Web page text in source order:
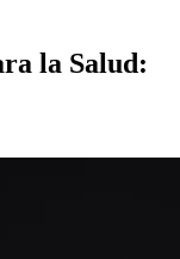
la Salud: